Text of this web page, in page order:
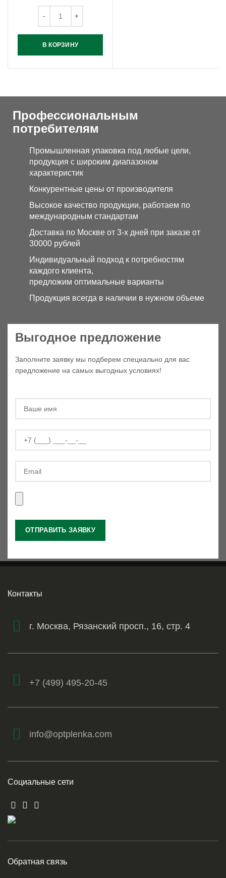
В КОРЗИНУ
Профессиональным
потребителям
Промышленная упаковка под любые цели,
продукция с широким диапазоном
характеристик
Конкурентные цены от производителя
Высокое качество продукции, работаем по
международным стандартам
Доставка по Москве от 3-х дней при заказе от
30000 рублей
Индивидуальный подход к потребностям
каждого клиента,
предложим оптимальные варианты
Продукция всегда в наличии в нужном объеме
Выгодное предложение
Заполните заявку мы подберем специально для вас
предложение на самых выгодных условиях!
Контакты
г. Москва, Рязанский просп., 16, стр. 4
+7 (499) 495-20-45
info@optplenka.com
Социальные сети
Обратная связь